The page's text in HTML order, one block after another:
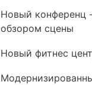
Новый конференц
обзором сцены
Новый фитнес